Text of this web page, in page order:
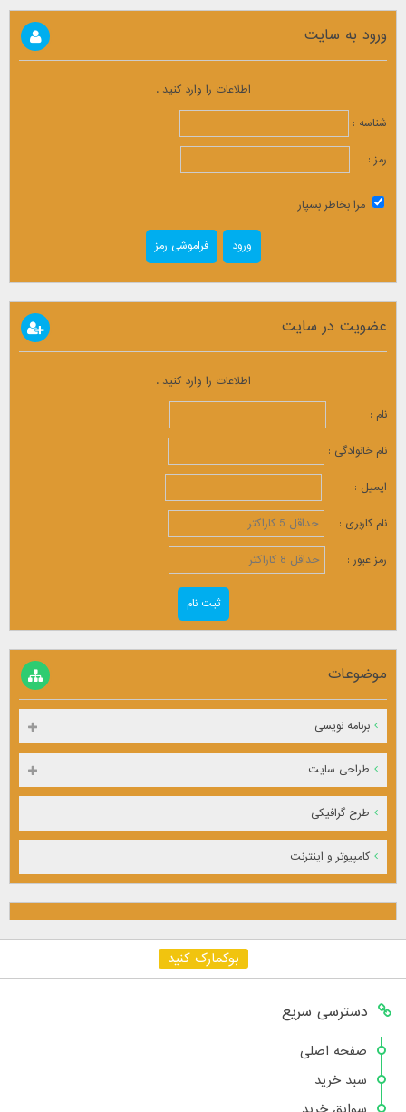
ورود به سایت
اطلاعات را وارد کنید .
شناسه :
رمز :
مرا بخاطر بسپار
فراموشی رمز
عضویت در سایت
اطلاعات را وارد کنید .
نام :
نام خانوادگی :
ایمیل :
نام کاربری :
رمز عبور :
موضوعات
برنامه نویسی
طراحی سایت
طرح گرافیکی
کامپیوتر و اینترنت
بوکمارک کنید
دسترسی سریع
صفحه اصلی
سبد خرید